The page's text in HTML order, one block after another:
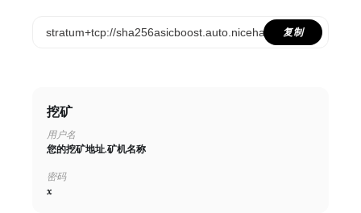
SHA256ASICBOOST
X11
NEOSCRYPT
DAGGERHASHIMOTO
复制
挖矿
用户名
您的挖矿地址.矿机名称
密码
x